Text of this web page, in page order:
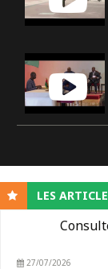
LES
27/07/2026